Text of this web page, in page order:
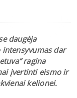
daugėja
dar
ragina
įvertinti eismo ir
kelionei.